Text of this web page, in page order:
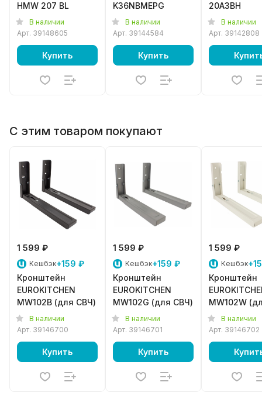
HMW 207 BL
В наличии
Арт. 39148605
Купить
K36NBMEPG
В наличии
Арт. 39144584
Купить
20A3BH
В наличии
Арт. 39142808
С этим товаром покупают
1 599 ₽
Кешбэк+159 ₽
Кронштейн
EUROKITCHEN
MW102B (для СВЧ)
В наличии
Арт. 39146700
Купить
1 599 ₽
Кешбэк+159 ₽
Кронштейн
EUROKITCHEN
MW102G (для СВЧ)
В наличии
Арт. 39146701
Купить
1 599 ₽
Кешбэк
Кронштейн
MW102W
СВЧ)В наличии
Арт. 39146702